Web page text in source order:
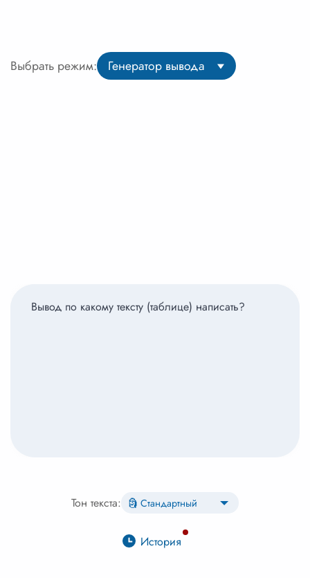
Выбрать режим: Генератор вывода
Вывод по какому тексту (таблице) написать?
Тон текста:
История